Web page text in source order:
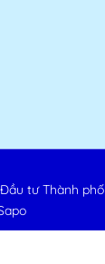
tư Thành phố